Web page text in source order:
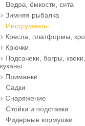
Ведра, ёмкости, сита
Зимняя рыбалка
Инструменты
Кресла, платформы,
Крючки
Подсачеки, багры, квоки,
куканы
Приманки
Садки
Снаряжение
Стойки и подставки
Фидерные кормушки